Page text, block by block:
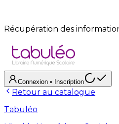
Récupération des
Connexion • Inscription
Retour au catalogue
Tabuléo